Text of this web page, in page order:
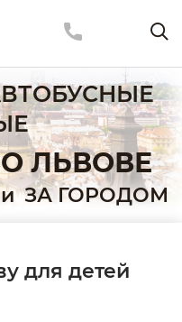
ЛЬВОВЕ
иЗА ГОРОДОМ
для детей